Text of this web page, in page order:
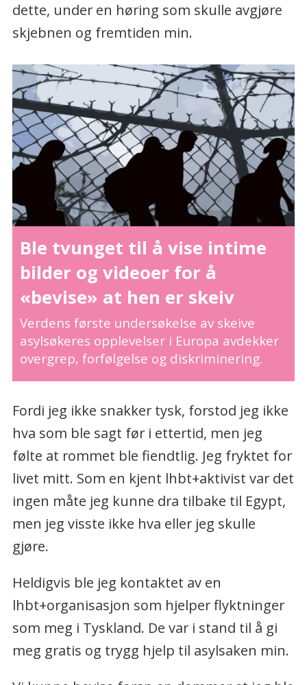
dette, under en høring som skulle avgjøre
skjebnen og fremtiden min.
Ble tvunget til å vise intime
bilder og videoer for å
«bevise» at hen er skeiv
Verdens første undersøkelse av skeive
asylsøkeres opplevelser i Europa avdekker
overgrep, forfølgelse og diskriminering.
Fordi jeg ikke snakker tysk, forstod jeg ikke
hva som ble sagt før i ettertid, men jeg
følte at rommet ble fiendtlig. Jeg fryktet for
livet mitt. Som en kjent lhbt+aktivist var det
ingen måte jeg kunne dra tilbake til Egypt,
men jeg visste ikke hva eller jeg skulle
gjøre.
Heldigvis ble jeg kontaktet av en
lhbt+organisasjon som hjelper flyktninger
som meg i Tyskland. De var i stand til å gi
meg gratis og trygg hjelp til asylsaken min.